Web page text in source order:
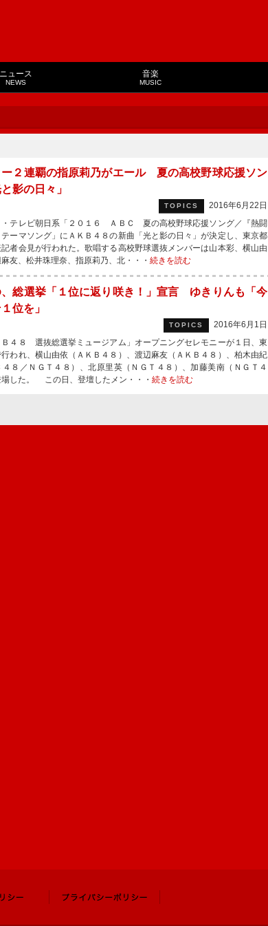
ニュース
NEWS
音楽
MUSIC
ー２連覇の指原莉乃がエール 夏の高校野球応援ソン
と影の日々」
TOPICS
2016年6月22日
テレビ朝日系「２０１６ ＡＢＣ 夏の高校野球応援ソング／『熱闘
ーマソング」にＡＫＢ４８の新曲「光と影の日々」が決定し、東京都
記者会見が行われた。歌唱する高校野球選抜メンバーは山本彩、横山由
友、松井珠理奈、指原莉乃、北・・・ 続きを読む
、総選挙「１位に返り咲き！」宣言 ゆきりんも「今
位を」
TOPICS
2016年6月1日
４８ 選抜総選挙ミュージアム」オープニングセレモニーが１日、東
われ、横山由依（ＡＫＢ４８）、渡辺麻友（ＡＫＢ４８）、柏木由紀
４８／ＮＧＴ４８）、北原里英（ＮＧＴ４８）、加藤美南（ＮＧＴ４
場した。 この日、登壇したメン・・・ 続きを読む